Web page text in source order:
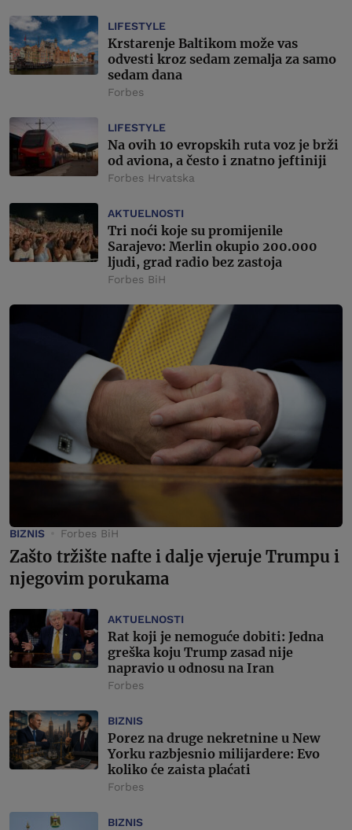
LIFESTYLE
Krstarenje Baltikom može vas
odvesti kroz sedam zemalja za samo
sedam dana
Forbes
LIFESTYLE
Na ovih 10 evropskih ruta voz je brži
od aviona, a često i znatno jeftiniji
Forbes Hrvatska
AKTUELNOSTI
Tri noći koje su promijenile
Sarajevo: Merlin okupio 200.000
ljudi, grad radio bez zastoja
Forbes BiH
BIZNIS Forbes BiH
Zašto tržište nafte i dalje vjeruje Trumpu i
njegovim porukama
AKTUELNOSTI
Rat koji je nemoguće dobiti: Jedna
greška koju Trump zasad nije
napravio u odnosu na Iran
Forbes
BIZNIS
Porez na druge nekretnine u New
Yorku razbjesnio milijardere: Evo
koliko će zaista plaćati
Forbes
BIZNIS